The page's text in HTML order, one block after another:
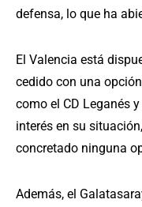
defensa, lo que ha
El Valencia está
cedido con una
como el CD Leganés
interés en su
concretado ninguna
Además, el